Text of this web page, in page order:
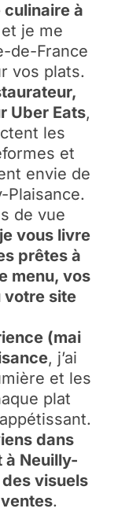
à
et je me
de-France
vos plats.
Uber Eats,
les
et
envie de
Plaisance.
de vue
je vous livre
prêtes à
menu, vos
votre site
(mai
, j’ai
et les
plat
dans
à Neuilly-
visuels
.